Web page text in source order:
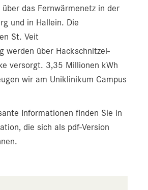
über das Fernwärmenetz in der
und in Hallein. Die
St. Veit
werden über Hackschnitzel-
versorgt. 3,35 Millionen kWh
wir am Uniklinikum Campus
Informationen finden Sie in
die sich als pdf-Version